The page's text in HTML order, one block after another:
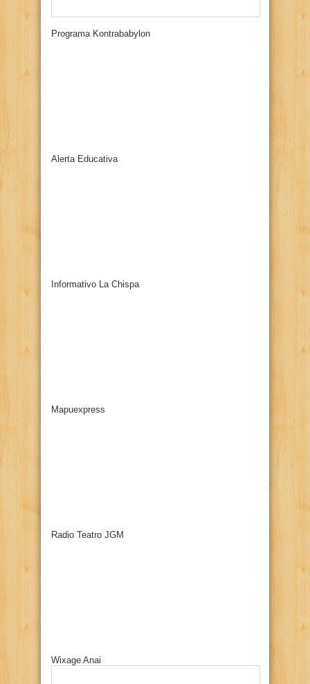
Programa Kontrababylon
Alerta Educativa
Informativo La Chispa
Mapuexpress
Radio Teatro JGM
Wixage Anai